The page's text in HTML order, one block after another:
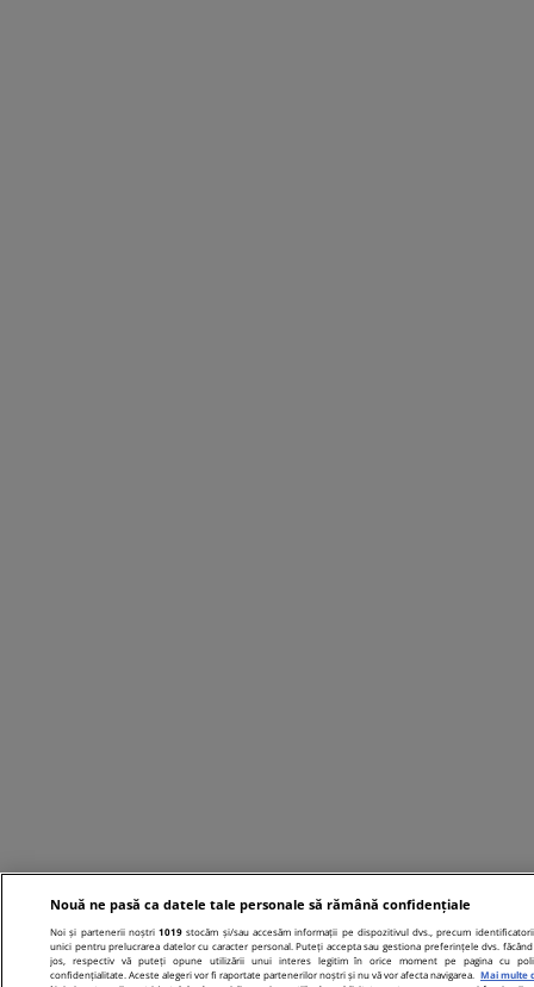
Nouă ne pasă ca datele tale personale să rămână confidențiale
Noi și partenerii noștri1019 stocăm și/sau accesăm informații pe dispozitivul dvs., precum
unici pentru prelucrarea datelor cu caracter personal. Puteți accepta sau gestiona preferințele dvs. făcând
jos, respectiv vă puteți opune utilizării unui interes legitim în orice moment pe pagina cu
confidențialitate. Aceste alegeri vor fi raportate partenerilor noștri și nu vă vor afecta navigarea.
Mai multe